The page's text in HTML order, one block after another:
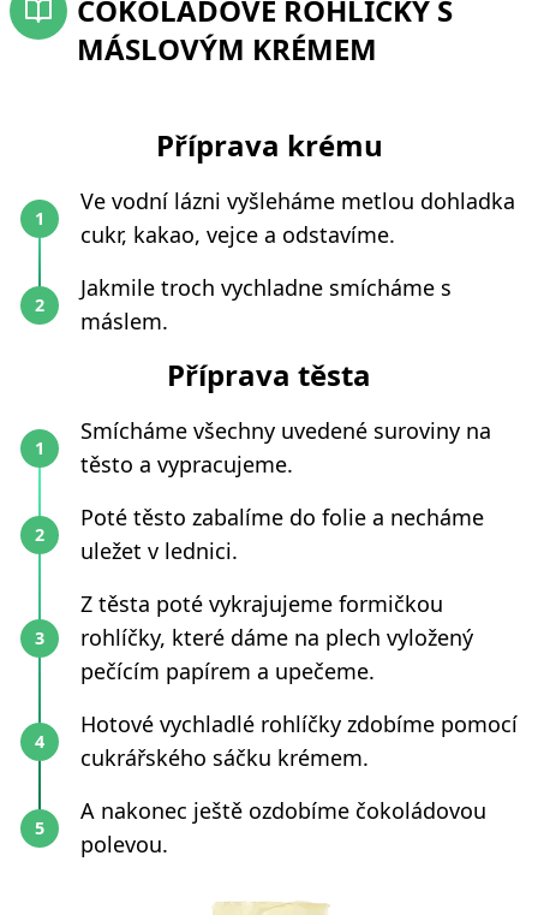
ČOKOLÁDOVÉ ROHLÍČKY S
MÁSLOVÝM KRÉMEM
Příprava krému
Ve vodní lázni vyšleháme metlou dohladka
cukr, kakao, vejce a odstavíme.
Jakmile troch vychladne smícháme s
máslem.
Příprava těsta
Smícháme všechny uvedené suroviny na
těsto a vypracujeme.
Poté těsto zabalíme do folie a necháme
uležet v lednici.
Z těsta poté vykrajujeme formičkou
rohlíčky, které dáme na plech vyložený
pečícím papírem a upečeme.
Hotové vychladlé rohlíčky zdobíme pomocí
cukrářského sáčku krémem.
A nakonec ještě ozdobíme čokoládovou
polevou.